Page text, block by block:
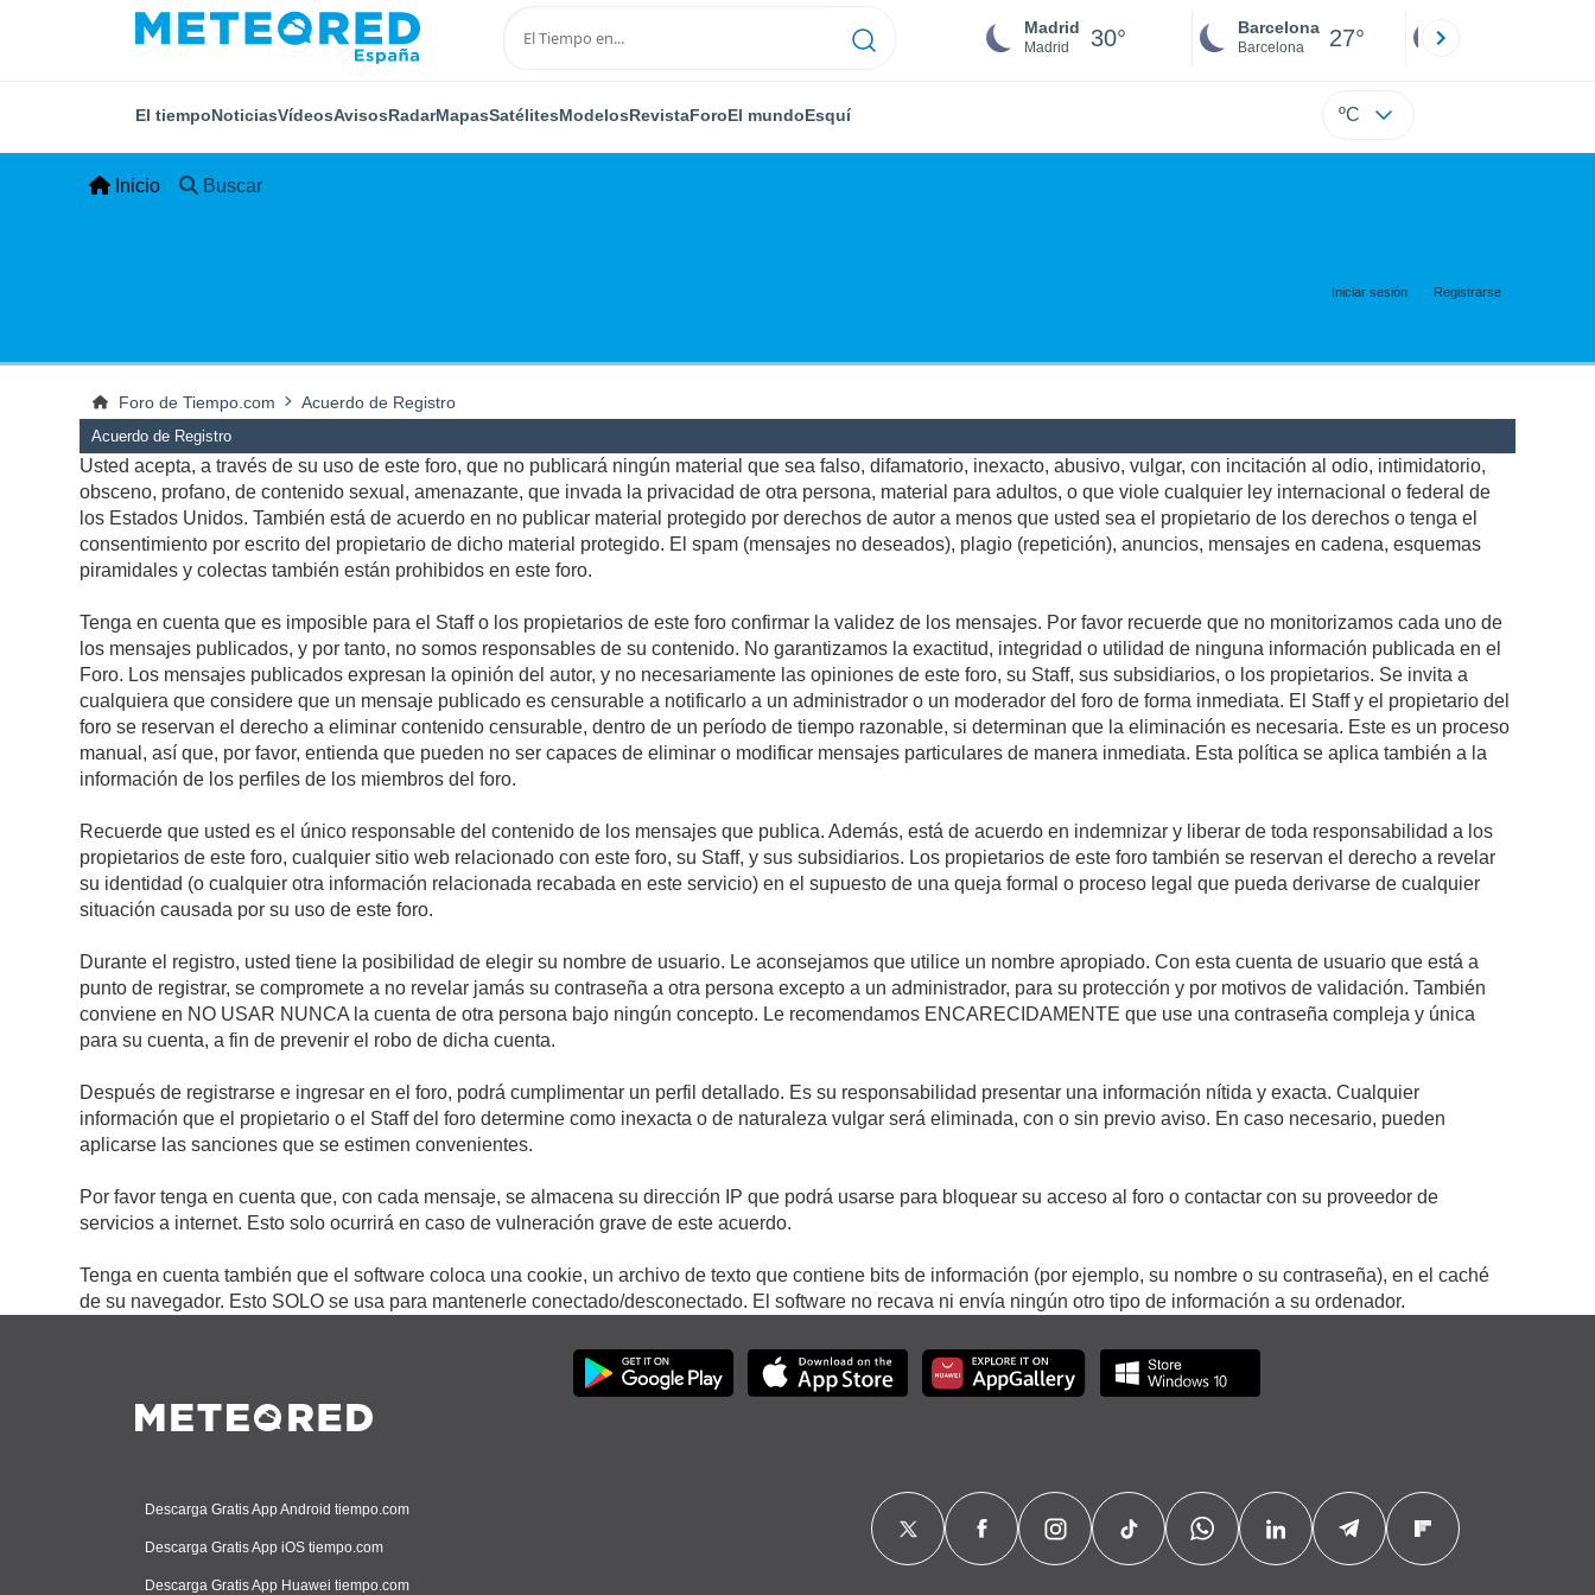
Madrid
Madrid 30° Barcelona
Barcelona 27°
El tiempoNoticiasVídeosAvisosRadarMapasSatélitesModelosRevistaForoEl mundoEsquí ºC
Inicio Buscar
Iniciar sesión Registrarse
Foro de Tiempo.com Acuerdo de Registro
Acuerdo de Registro
Usted acepta, a través de su uso de este foro, que no publicará ningún material que sea falso, difamatorio, inexacto, abusivo, vulgar, con incitación al odio, intimidatorio,
obsceno, profano, de contenido sexual, amenazante, que invada la privacidad de otra persona, material para adultos, o que viole cualquier ley internacional o federal de
los Estados Unidos. También está de acuerdo en no publicar material protegido por derechos de autor a menos que usted sea el propietario de los derechos o tenga el
consentimiento por escrito del propietario de dicho material protegido. El spam (mensajes no deseados), plagio (repetición), anuncios, mensajes en cadena, esquemas
piramidales y colectas también están prohibidos en este foro.
Tenga en cuenta que es imposible para el Staff o los propietarios de este foro confirmar la validez de los mensajes. Por favor recuerde que no monitorizamos cada uno de
los mensajes publicados, y por tanto, no somos responsables de su contenido. No garantizamos la exactitud, integridad o utilidad de ninguna información publicada en el
Foro. Los mensajes publicados expresan la opinión del autor, y no necesariamente las opiniones de este foro, su Staff, sus subsidiarios, o los propietarios. Se invita a
cualquiera que considere que un mensaje publicado es censurable a notificarlo a un administrador o un moderador del foro de forma inmediata. El Staff y el propietario del
foro se reservan el derecho a eliminar contenido censurable, dentro de un período de tiempo razonable, si determinan que la eliminación es necesaria. Este es un proceso
manual, así que, por favor, entienda que pueden no ser capaces de eliminar o modificar mensajes particulares de manera inmediata. Esta política se aplica también a la
información de los perfiles de los miembros del foro.
Recuerde que usted es el único responsable del contenido de los mensajes que publica. Además, está de acuerdo en indemnizar y liberar de toda responsabilidad a los
propietarios de este foro, cualquier sitio web relacionado con este foro, su Staff, y sus subsidiarios. Los propietarios de este foro también se reservan el derecho a revelar
su identidad (o cualquier otra información relacionada recabada en este servicio) en el supuesto de una queja formal o proceso legal que pueda derivarse de cualquier
situación causada por su uso de este foro.
Durante el registro, usted tiene la posibilidad de elegir su nombre de usuario. Le aconsejamos que utilice un nombre apropiado. Con esta cuenta de usuario que está a
punto de registrar, se compromete a no revelar jamás su contraseña a otra persona excepto a un administrador, para su protección y por motivos de validación. También
conviene en NO USAR NUNCA la cuenta de otra persona bajo ningún concepto. Le recomendamos ENCARECIDAMENTE que use una contraseña compleja y única
para su cuenta, a fin de prevenir el robo de dicha cuenta.
Después de registrarse e ingresar en el foro, podrá cumplimentar un perfil detallado. Es su responsabilidad presentar una información nítida y exacta. Cualquier
información que el propietario o el Staff del foro determine como inexacta o de naturaleza vulgar será eliminada, con o sin previo aviso. En caso necesario, pueden
aplicarse las sanciones que se estimen convenientes.
Por favor tenga en cuenta que, con cada mensaje, se almacena su dirección IP que podrá usarse para bloquear su acceso al foro o contactar con su proveedor de
servicios a internet. Esto solo ocurrirá en caso de vulneración grave de este acuerdo.
Tenga en cuenta también que el software coloca una cookie, un archivo de texto que contiene bits de información (por ejemplo, su nombre o su contraseña), en el caché
de su navegador. Esto SOLO se usa para mantenerle conectado/desconectado. El software no recava ni envía ningún otro tipo de información a su ordenador.
Descarga Gratis App Android tiempo.com
Descarga Gratis App iOS tiempo.com
Descarga Gratis App Huawei tiempo.com